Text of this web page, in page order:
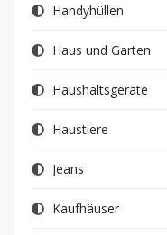
Handyhüllen
Haus und Garten
Haushaltsgeräte
Haustiere
Jeans
Kaufhäuser